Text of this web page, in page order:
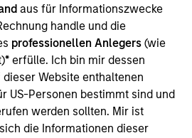
aus für Informationszwecke
handle und die
professionellen Anlegers(wie
* erfülle. Ich bin mir dessen
Website enthaltenen
US-Personen bestimmt sind und
werden sollten. Mir ist
die Informationen dieser